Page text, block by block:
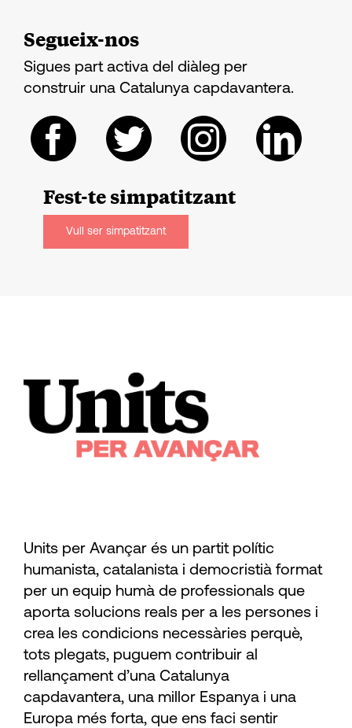
Segueix-nos
Sigues part activa del diàleg per
construir una Catalunya capdavantera.
Fest-tesimpatitzant
Vull ser simpatitzant
Units per Avançar és un partit polític
humanista, catalanista i democristià format
per un equip humà de professionals que
aporta solucions reals per a les persones i
crea les condicions necessàries perquè,
tots plegats, puguem contribuir al
rellançament d’una Catalunya
capdavantera, una millor Espanya i una
Europa més forta, que ens faci sentir